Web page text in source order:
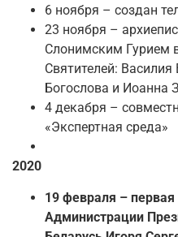
6 ноября – создан
23 ноября –
Слонимским Гурием
Святителей: Василия
Богослова и Иоанна
4 декабря –
«Экспертная среда»
2020
19 февраля –
Администрации